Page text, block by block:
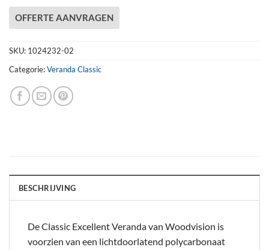
OFFERTE AANVRAGEN
SKU: 1024232-02
Categorie:Veranda Classic
BESCHRIJVING
De Classic Excellent Veranda van Woodvision is
voorzien van een lichtdoorlatend polycarbonaat